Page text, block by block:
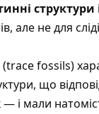
але не для
(trace fossils)
що
— і мали